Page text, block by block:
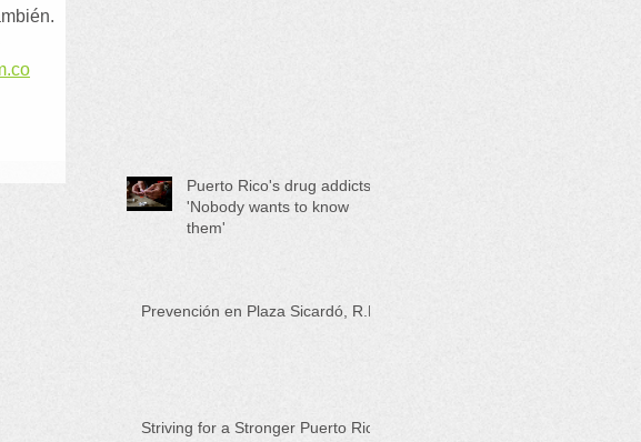
Puerto Rico's drug addicts:
'Nobody wants to know
them'
Prevención en Plaza Sicardó, R.P.
Striving for a Stronger Puerto Rico